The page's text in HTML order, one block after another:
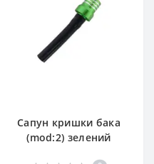
Сапун кришки бака
(mod:2) зелений